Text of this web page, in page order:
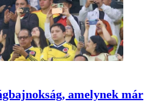
amelynek már